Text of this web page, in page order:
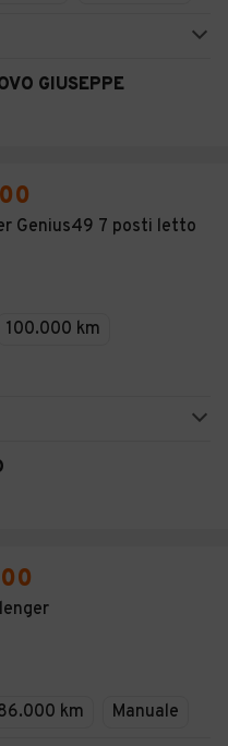
GIUSEPPE
Genius49 7 posti letto
100.000 km
km Manuale